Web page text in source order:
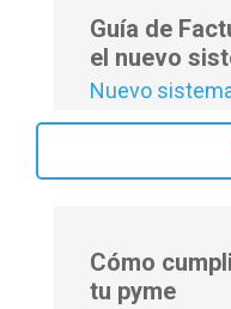
Guía de
el nuevo
Nuevo
Cómo
tu pyme